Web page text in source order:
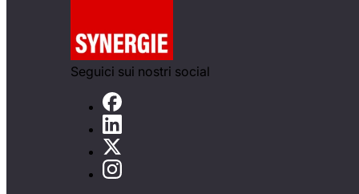
Seguici sui nostri social